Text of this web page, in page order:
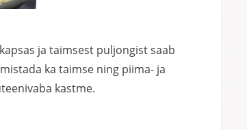
ja taimsest puljongist saab
ka taimse ning piima- ja
kastme.